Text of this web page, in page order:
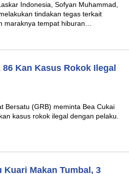
Indonesia, Sofyan Muhammad,
tindakan tegas terkait
maraknya tempat hiburan…
Kan Kasus Rokok Ilegal
Bersatu (GRB) meminta Bea Cukai
kasus rokok ilegal dengan pelaku.
Kuari Makan Tumbal, 3